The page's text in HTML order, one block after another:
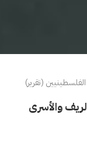
(تقرير)
والأسرى